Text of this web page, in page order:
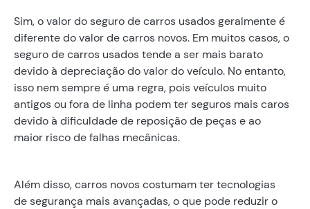
Sim, o valor do seguro de carros usados geralmente é
diferente do valor de carros novos. Em muitos casos, o
seguro de carros usados tende a ser mais barato
devido à depreciação do valor do veículo. No entanto,
isso nem sempre é uma regra, pois veículos muito
antigos ou fora de linha podem ter seguros mais caros
devido à dificuldade de reposição de peças e ao
maior risco de falhas mecânicas.
Além disso, carros novos costumam ter tecnologias
de segurança mais avançadas, o que pode reduzir o